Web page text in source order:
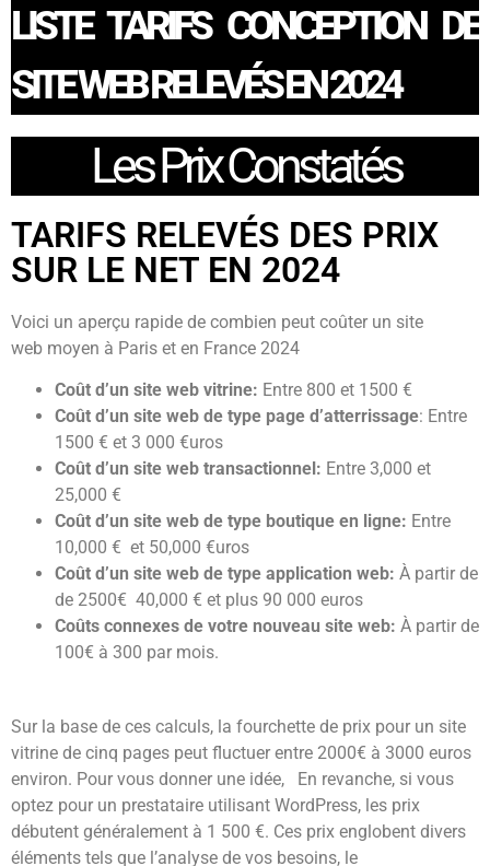
LISTE TARIFS CONCEPTION DE
SITE WEB RELEVÉS EN 2024
Les Prix Constatés
TARIFS RELEVÉS DES PRIX
SUR LE NET EN 2024
Voici un aperçu rapide de combien peut coûter un site
web moyen à Paris et en France 2024
Coût d’un site web vitrine: Entre 800 et 1500 €
Coût d’un site web de type page d’atterrissage: Entre
1500 € et 3 000 €uros
Coût d’un site web transactionnel: Entre 3,000 et
25,000 €
Coût d’un site web de type boutique en ligne: Entre
10,000 € et 50,000 €uros
Coût d’un site web de type application web: À partir de
de 2500€ 40,000 € et plus 90 000 euros
Coûts connexes de votre nouveau site web: À partir de
100€ à 300 par mois.
Sur la base de ces calculs, la fourchette de prix pour un site
vitrine de cinq pages peut fluctuer entre 2000€ à 3000 euros
environ. Pour vous donner une idée, En revanche, si vous
optez pour un prestataire utilisant WordPress, les prix
débutent généralement à 1 500 €. Ces prix englobent divers
éléments tels que l’analyse de vos besoins, le